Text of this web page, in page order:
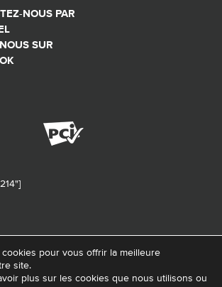
NOUS PAR
SUR
- Fondation de ma vie – Pour la santé de la
pour vous offrir la meilleure
site.
plus sur les cookies que nous utilisons ou